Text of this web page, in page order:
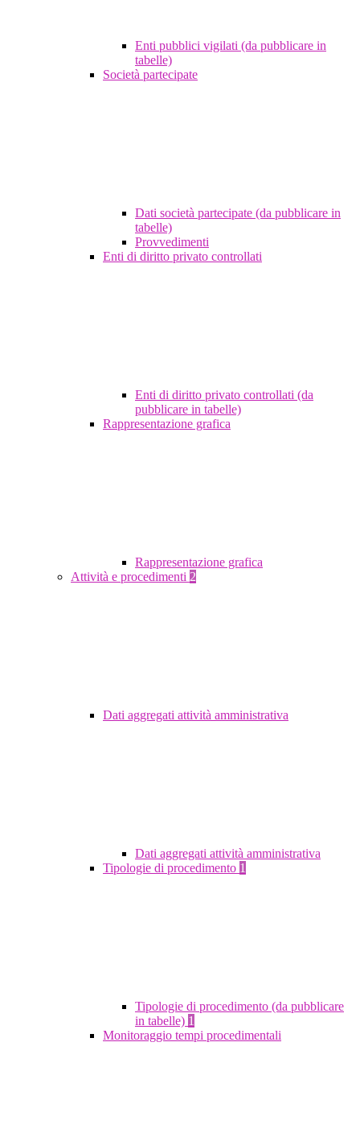
Enti pubblici vigilati (da pubblicare in
tabelle)
Società partecipate
Dati società partecipate (da pubblicare in
tabelle)
Provvedimenti
Enti di diritto privato controllati
Enti di diritto privato controllati (da
pubblicare in tabelle)
Rappresentazione grafica
Rappresentazione grafica
Attività e procedimenti 2
Dati aggregati attività amministrativa
Dati aggregati attività amministrativa
Tipologie di procedimento 1
Tipologie di procedimento (da pubblicare
in tabelle) 1
Monitoraggio tempi procedimentali